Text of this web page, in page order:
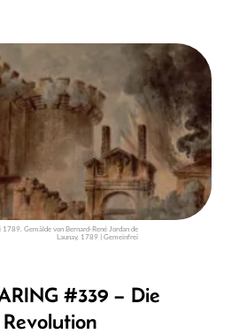
Gemälde von Bernard-René Jordan de
Launay, 1789 | Gemeinfrei
#339 – Die
Revolution